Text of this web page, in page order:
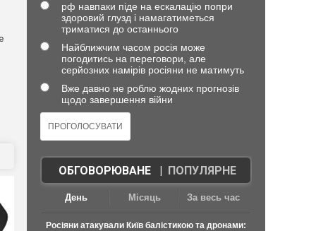
рф навпаки піде на ескалацію попри
здоровий глузд і намагатиметься
триматися до останнього
Найближчим часом росія може
погодитись на переговори, але
серйозних намірів росіяни не матимуть
Вже давно не роблю жодних прогнозів
щодо завершення війни
ОБГОВОРЮВАНЕ| ПОПУЛЯРНЕ
День Місяць За весь час
Росіяни атакували Київ балістикою та дронами: